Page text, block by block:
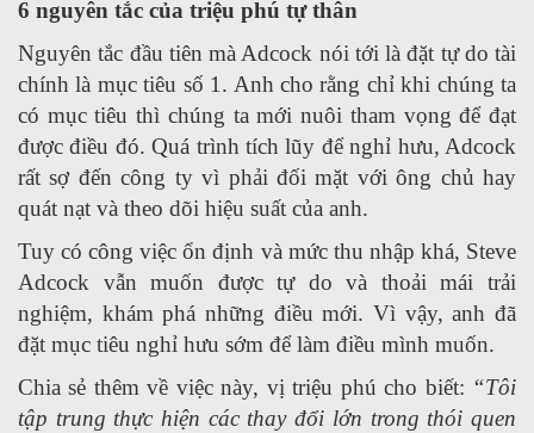
6 nguyên tắc của triệu phú tự thân
Nguyên tắc đầu tiên mà Adcock nói tới là đặt tự do tài
chính là mục tiêu số 1. Anh cho rằng chỉ khi chúng ta
có mục tiêu thì chúng ta mới nuôi tham vọng để đạt
được điều đó. Quá trình tích lũy để nghỉ hưu, Adcock
rất sợ đến công ty vì phải đối mặt với ông chủ hay
quát nạt và theo dõi hiệu suất của anh.
Tuy có công việc ổn định và mức thu nhập khá, Steve
Adcock vẫn muốn được tự do và thoải mái trải
nghiệm, khám phá những điều mới. Vì vậy, anh đã
đặt mục tiêu nghỉ hưu sớm để làm điều mình muốn.
Chia sẻ thêm về việc này, vị triệu phú cho biết: “Tôi
tập trung thực hiện các thay đổi lớn trong thói quen